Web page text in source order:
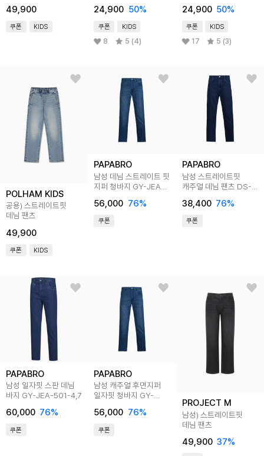
49,900
쿠폰 KIDS
24,900 50%
쿠폰 KIDS
8 5 (4)
24,900 50%
쿠폰 KIDS
17 5 (3)
POLHAM KIDS
공용) 스트레이트핏
데님 팬츠
49,900
쿠폰 KIDS
PAPABRO
남성 데님 스트레이트 핏
지퍼 청바지 GY-JEA-
56,000 76%
쿠폰
PAPABRO
남성 스트레이트핏
캐주얼 데님 팬츠 DS-
38,400 76%
쿠폰
PAPABRO
남성 일자핏 스판 데님
바지 GY-JEA-501-4,7
60,000 76%
쿠폰
PAPABRO
남성 캐주얼 후면지퍼
일자핏 청바지 GY-
56,000 76%
쿠폰
PROJECT M
남성) 스트레이트핏
데님 팬츠
49,900 37%